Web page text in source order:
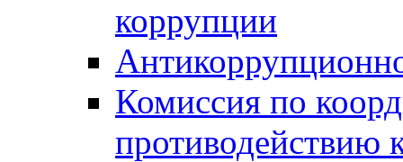
коррупции
Комиссия по
противодействию